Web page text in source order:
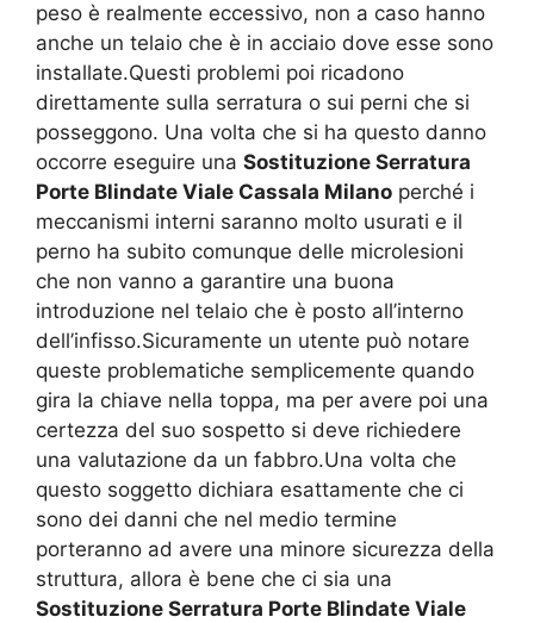
peso è realmente eccessivo, non a caso hanno
anche un telaio che è in acciaio dove esse sono
installate.Questi problemi poi ricadono
direttamente sulla serratura o sui perni che si
posseggono. Una volta che si ha questo danno
occorre eseguire una Sostituzione Serratura
Porte Blindate Viale Cassala Milano perché i
meccanismi interni saranno molto usurati e il
perno ha subito comunque delle microlesioni
che non vanno a garantire una buona
introduzione nel telaio che è posto all’interno
dell’infisso.Sicuramente un utente può notare
queste problematiche semplicemente quando
gira la chiave nella toppa, ma per avere poi una
certezza del suo sospetto si deve richiedere
una valutazione da un fabbro.Una volta che
questo soggetto dichiara esattamente che ci
sono dei danni che nel medio termine
porteranno ad avere una minore sicurezza della
struttura, allora è bene che ci sia una
Sostituzione Serratura Porte Blindate Viale